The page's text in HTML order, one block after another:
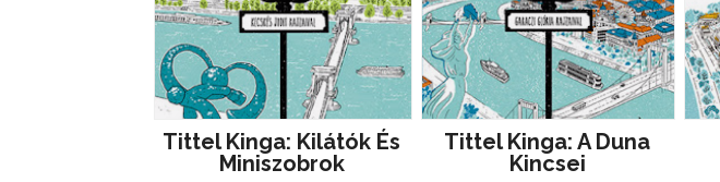
Tittel Kinga: Kilátók ​és
Miniszobrok
Tittel Kinga: A Duna
Kincsei